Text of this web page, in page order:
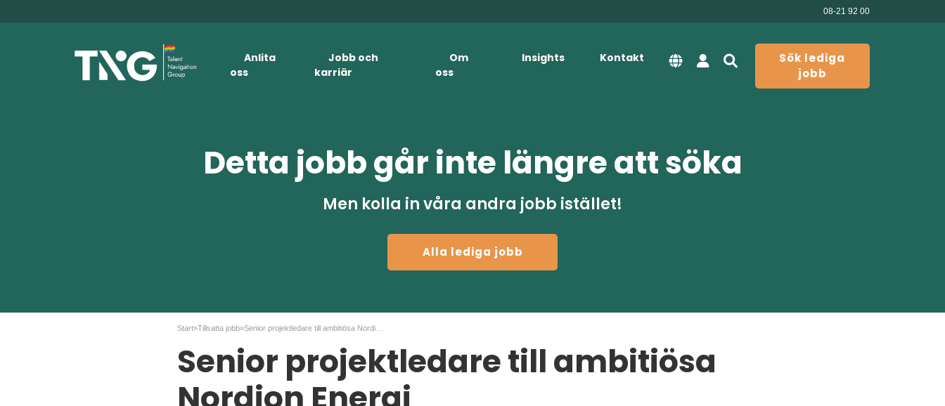
08-21 92 00
Anlita
oss
Jobb och
karriär
Om
oss
Insights Kontakt
Sök lediga
jobb
Detta jobb går inte längre att söka
Men kolla in våra andra jobb istället!
Alla lediga jobb
Start»Tillsatta jobb»
Senior projektledare till ambitiösa